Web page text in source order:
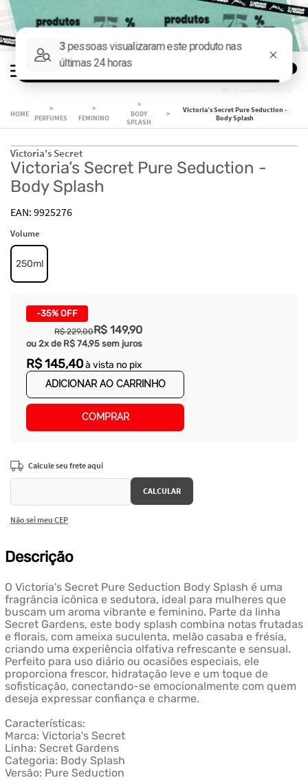
0
PERFUMES FEMININO
BODY
SPLASH
Victoria’s Secret Pure Seduction -
Body Splash
Victoria's Secret
Victoria’s Secret Pure Seduction -
Body Splash
9925276
Volume
250ml
-35% OFF
R$ 149,90
R$ 229,00
ou 2x de R$ 74,95 sem juros
R$145,40à vista no pix
ADICIONAR AO CARRINHO
COMPRAR
Não sei meu CEP
Descrição
O Victoria's Secret Pure Seduction Body Splash é uma
fragrância icônica e sedutora, ideal para mulheres que
buscam um aroma vibrante e feminino. Parte da linha
Secret Gardens, este body splash combina notas frutadas
e florais, com ameixa suculenta, melão casaba e frésia,
criando uma experiência olfativa refrescante e sensual.
Perfeito para uso diário ou ocasiões especiais, ele
proporciona frescor, hidratação leve e um toque de
sofisticação, conectando-se emocionalmente com quem
deseja expressar confiança e charme.
Características:
Marca: Victoria's Secret
Linha: Secret Gardens
Categoria: Body Splash
Versão: Pure Seduction